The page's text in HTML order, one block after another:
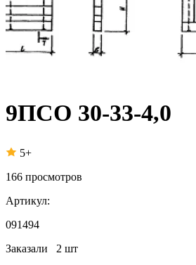
9ПСО 30-33-4,0
5+
166 просмотров
Артикул:
091494
Заказали 2 шт